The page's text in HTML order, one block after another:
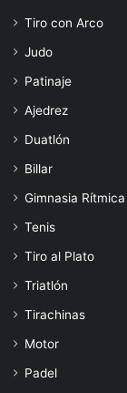
Tiro con Arco
Judo
Patinaje
Ajedrez
Duatlón
Billar
Gimnasia Rítmica
Tenis
Tiro al Plato
Triatlón
Tirachinas
Motor
Padel